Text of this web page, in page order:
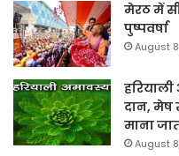
मेरठ में
पुष्पवर्षा
August
दान, मेष
माना
August